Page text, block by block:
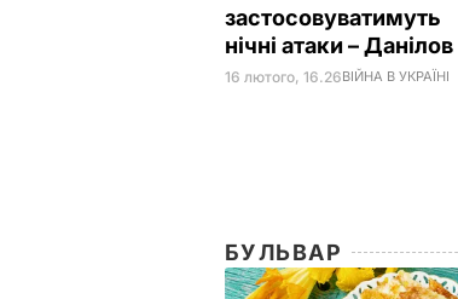
застосовуватимуть
нічні атаки – Данілов
16 лютого, 16.26ВІЙНА В УКРАЇНІ
БУЛЬВАР